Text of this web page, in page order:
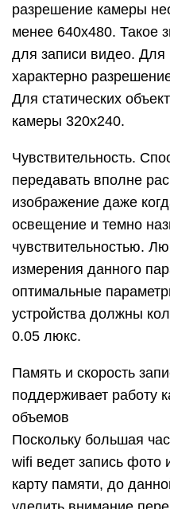
разрешение камеры
менее 640х480. Такое
для записи видео. Для
характерно
Для статических
камеры 320х240.
Чувствительность.
передавать вполне
изображение даже
освещение и темно
чувствительностью.
измерения данного
оптимальные
устройства должны
0.05 люкс.
Память и скорость
поддерживает работу
объемов
Поскольку большая
wifi ведет запись фото
карту памяти, до